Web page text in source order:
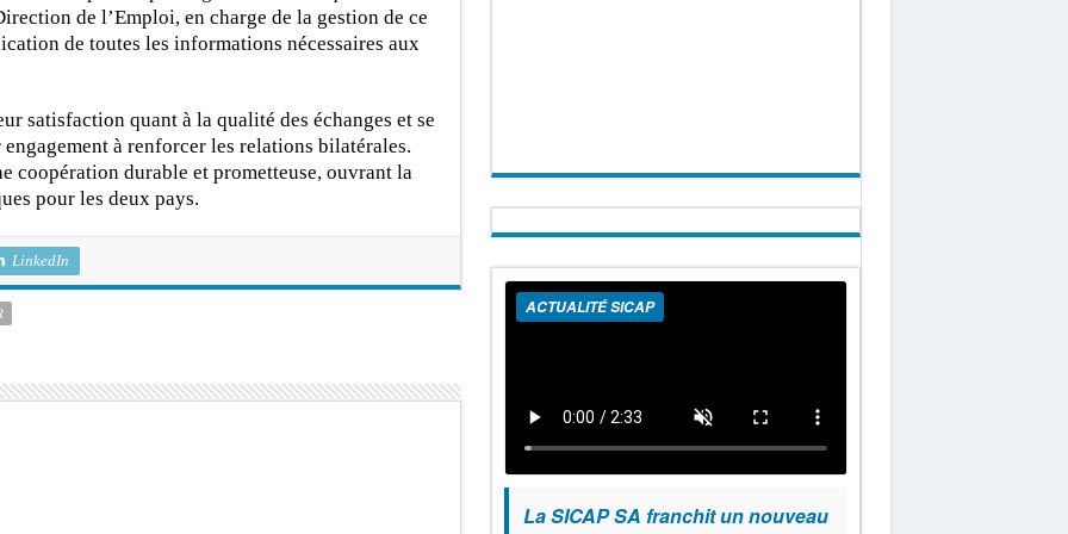
de l’Emploi, en charge de la gestion de ce
de toutes les informations nécessaires aux
satisfaction quant à la qualité des échanges et se
à renforcer les relations bilatérales.
coopération durable et prometteuse, ouvrant la
pour les deux pays.
LinkedIn
ACTUALITÉ SICAP
La SICAP SA franchit un nouveau